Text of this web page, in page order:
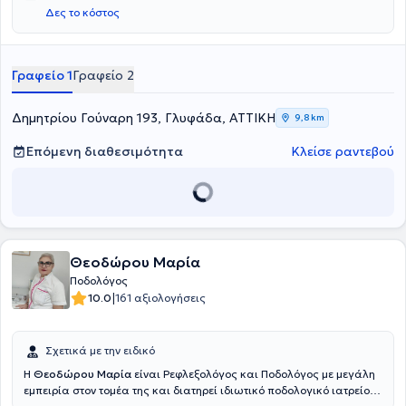
College. Διαθέτει κλινική εμπειρία έχοντας εργαστεί ως Ποδολόγος
στο νοσοκομείο "Ευαγγελισμός". Στο κέντρο της αναλαμβάνει
απευθυνόμενη σε κάθε άνθρωπο ανεξαρτήτου ηλικίας, με σκοπό να
αντιμετωπίσει και να ανακουφίσει από γνωστά προβλήματα των
Δες το κόστος
Γραφείο 1Γραφείο 2
Δημητρίου Γούναρη 193, Γλυφάδα, ΑΤΤΙΚΗ 9,8 km
Επόμενη διαθεσιμότητα Κλείσε ραντεβού
Θεοδώρου Μαρία
Ποδολόγος
10.0|161 αξιολογήσεις
Σχετικά με την ειδικό
Η Θεοδώρου Μαρία είναι Ρεφλεξολόγος και Ποδολόγος με μεγάλη
εμπειρία στον τομέα της και διατηρεί ιδιωτικό ποδολογικό ιατρείο